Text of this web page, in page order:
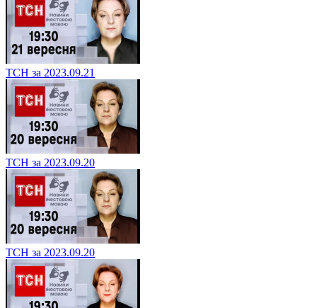
ТСН за 2023.09.21
ТСН за 2023.09.20
ТСН за 2023.09.20